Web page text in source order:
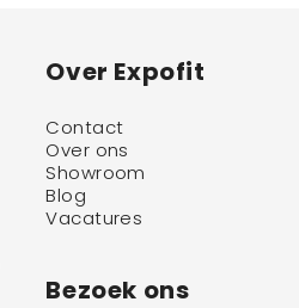
Over Expofit
Contact
Over ons
Showroom
Blog
Vacatures
Bezoek ons